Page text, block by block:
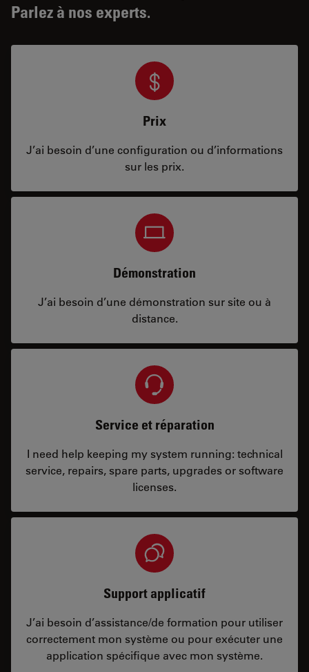
Parlez à nos experts.
Prix
J’ai besoin d’une configuration ou d’informations
sur les prix.
Démonstration
J’ai besoin d’une démonstration sur site ou à
distance.
Service et réparation
I need help keeping my system running: technical
service, repairs, spare parts, upgrades or software
licenses.
Support applicatif
J’ai besoin d’assistance/de formation pour utiliser
correctement mon système ou pour exécuter une
application spécifique avec mon système.